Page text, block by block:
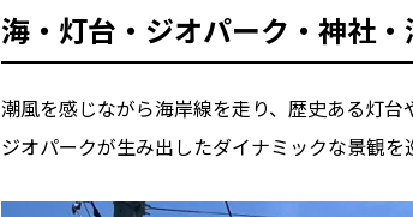
海・灯台・ジオパーク・神社
潮風を感じながら海岸線を走り、歴史ある灯台
ジオパークが生み出したダイナミックな景観